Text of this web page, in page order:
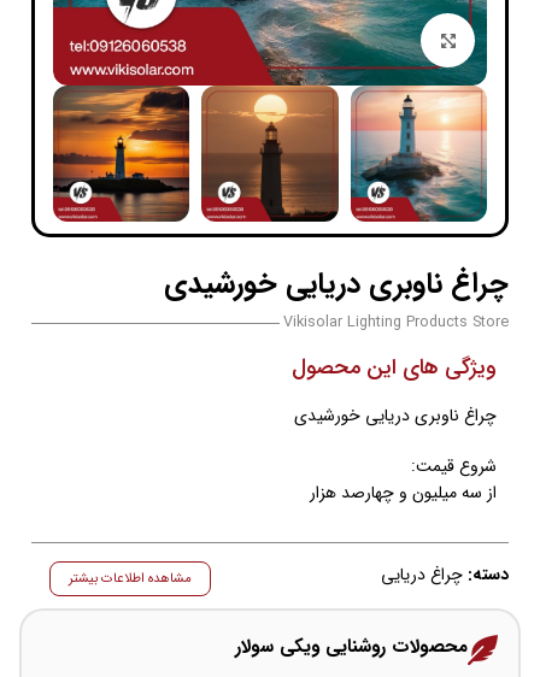
بزرگنمایی تصویر
چراغ ناوبری دریایی خورشیدی
Vikisolar Lighting Products Store
ویژگی های این محصول
چراغ ناوبری دریایی خورشیدی
شروع قیمت:
از سه میلیون و چهارصد هزار
دسته: چراغ دریایی مشاهده اطلاعات بیشتر
محصولات روشنایی ویکی سولار